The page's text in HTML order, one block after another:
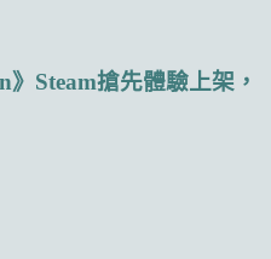
Steam搶先體驗上架，